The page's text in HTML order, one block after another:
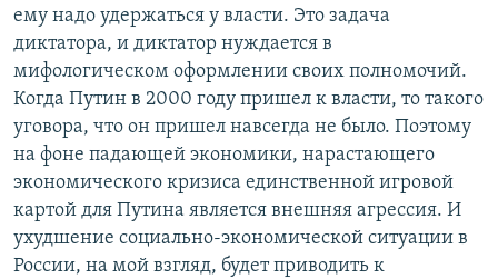
ему надо удержаться у власти. Это задача
диктатора, и диктатор нуждается в
мифологическом оформлении своих полномочий.
Когда Путин в 2000 году пришел к власти, то такого
уговора, что он пришел навсегда не было. Поэтому
на фоне падающей экономики, нарастающего
экономического кризиса единственной игровой
картой для Путина является внешняя агрессия. И
ухудшение социально-экономической ситуации в
России, на мой взгляд, будет приводить к